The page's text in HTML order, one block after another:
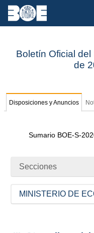
Boletín Oficial
de
Disposiciones y Anuncios
Sumario BOE-S-
Secciones